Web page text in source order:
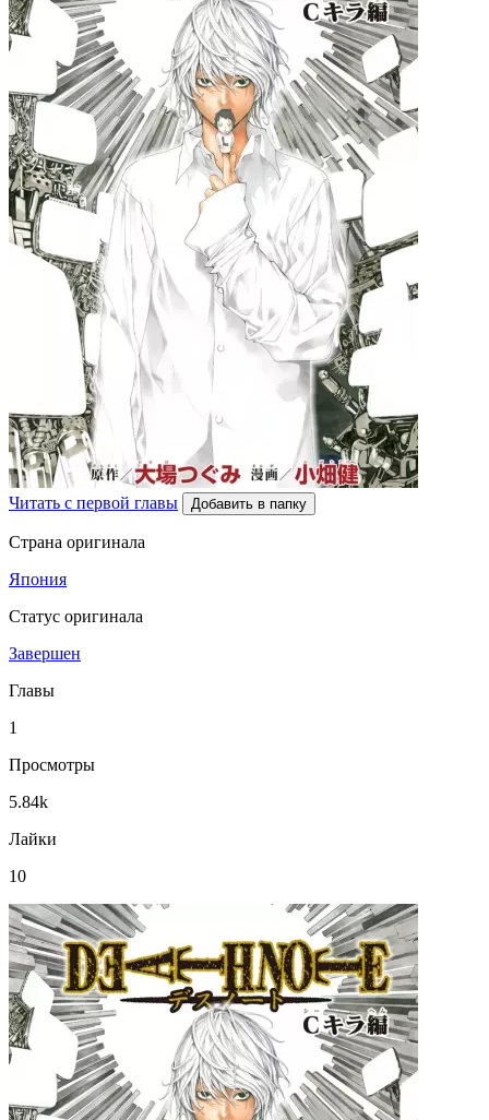
Читать с первой главы Добавить в папку
Страна оригинала
Япония
Статус оригинала
Завершен
Главы
1
Просмотры
5.84k
Лайки
10